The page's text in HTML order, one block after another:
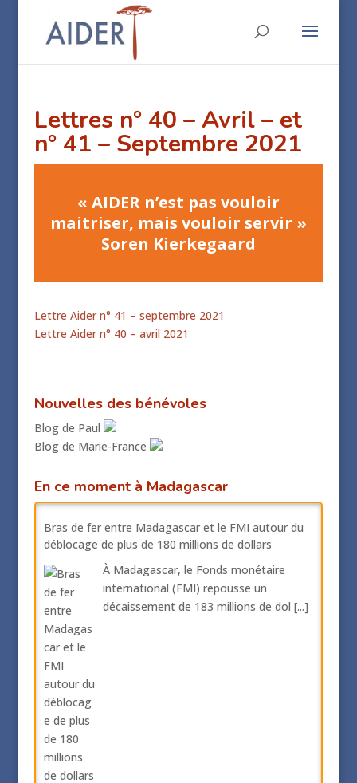
Lettres n° 40 – Avril – et
n° 41 – Septembre 2021
« AIDER n’est pas vouloir
maitriser, mais vouloir servir »
Soren Kierkegaard
Lettre Aider n° 41 – septembre 2021
Lettre Aider n° 40 – avril 2021
Nouvelles des bénévoles
Blog de Paul
Blog de Marie-France
En ce moment à Madagascar
Bras de fer entre Madagascar et le FMI autour du
déblocage de plus de 180 millions de dollars
À Madagascar, le Fonds monétaire
international (FMI) repousse un
décaissement de 183 millions de dol [...]